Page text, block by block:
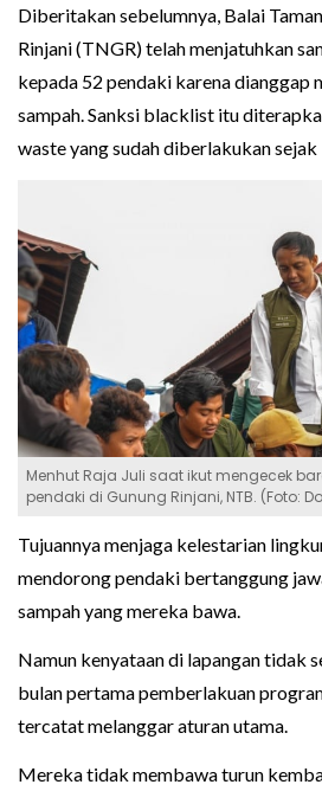
Diberitakan sebelumnya, Balai
Rinjani (TNGR) telah menjatuhkan
kepada 52 pendaki karena dianggap
sampah. Sanksi blacklist itu
waste yang sudah diberlakukan
Menhut Raja Juli saat ikut mengecek
pendaki di Gunung Rinjani, NTB. (Foto:
Tujuannya menjaga kelestarian
mendorong pendaki bertanggung
sampah yang mereka bawa.
Namun kenyataan di lapangan tidak
bulan pertama pemberlakuan
tercatat melanggar aturan utama.
Mereka tidak membawa turun